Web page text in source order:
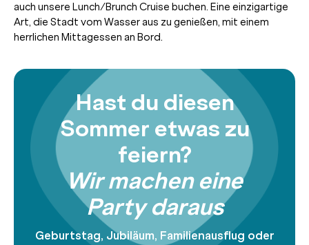
auch unsere Lunch/Brunch Cruise buchen. Eine einzigartige
Art, die Stadt vom Wasser aus zu genießen, mit einem
herrlichen Mittagessen an Bord.
Hast du diesen
Sommer etwas zu
feiern?
Wir machen eine
Party daraus
Geburtstag, Jubiläum, Familienausflug oder